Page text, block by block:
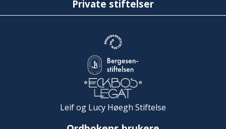
Private stiftelser
Leif og Lucy Høegh Stiftelse